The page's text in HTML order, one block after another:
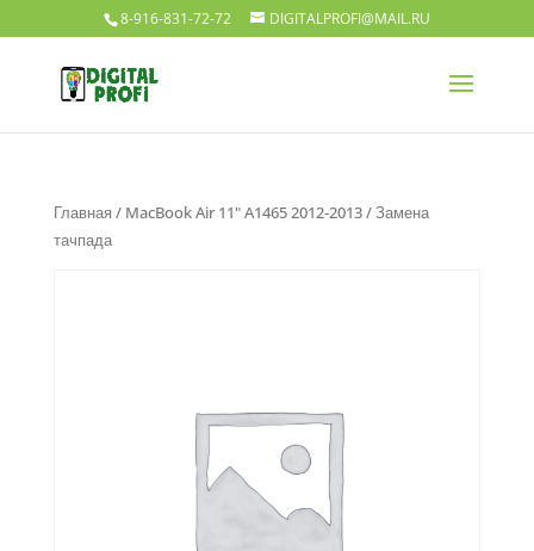
8-916-831-72-72 DIGITALPROFI@MAIL.RU
Главная / MacBook Air 11" A1465 2012-2013/ Замена
тачпада